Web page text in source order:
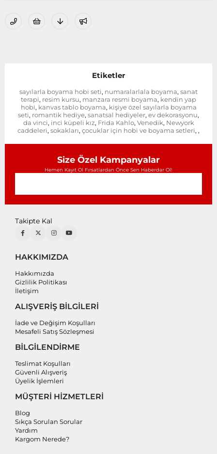
Etiketler
sayılarla boyama hobi seti, numaralarlala boyama, sanat
terapi, resim kursu, manzara resmi boyama, kendin yap
hobi, kanvas tablo boyama, kişiye özel sayılarla boyama
seti, romantik hediye, sanatsal hediyeler, ev dekorasyonu,
da vinci, inci küpeli kız, Frida Kahlo, Venedik, Newyork
caddeleri, sokakları, çocuklar için hobi ve boyama setleri, ,
Size Özel Kampanyalar
Hemen Kayıt Ol Fırsatlardan Önce Sen Haberdar Ol!
Takipte Kal
HAKKIMIZDA
Hakkımızda
Gizlilik Politikası
İletişim
ALIŞVERİŞ BİLGİLERİ
İade ve Değişim Koşulları
Mesafeli Satış Sözleşmesi
BİLGİLENDİRME
Teslimat Koşulları
Güvenli Alışveriş
Üyelik İşlemleri
MÜŞTERİ HİZMETLERİ
Blog
Sıkça Sorulan Sorular
Yardım
Kargom Nerede?